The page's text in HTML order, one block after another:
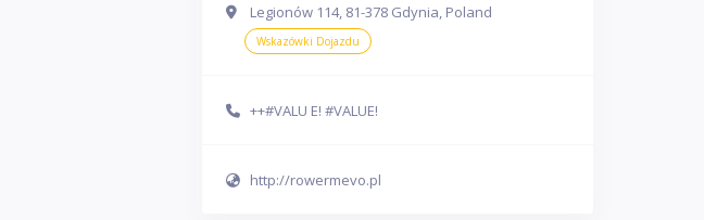
Legionów 114, 81-378 Gdynia, Poland
Wskazówki Dojazdu
++#VALU E! #VALUE!
http://rowermevo.pl